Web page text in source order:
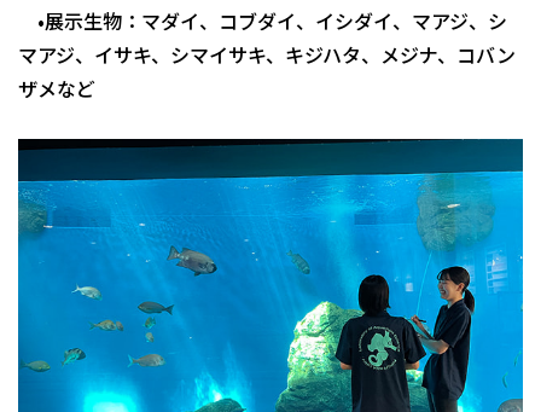
•展示生物：マダイ、コブダイ、イシダイ、マアジ、シ
マアジ、イサキ、シマイサキ、キジハタ、メジナ、コバン
ザメなど